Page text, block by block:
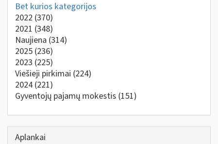
Bet kurios kategorijos
2022 (370)
2021 (348)
Naujiena (314)
2025 (236)
2023 (225)
Viešieji pirkimai (224)
2024 (221)
Gyventojų pajamų mokestis (151)
Aplankai